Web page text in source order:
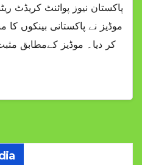
پاکستان نیوز پوائنٹ کریڈٹ
موڈیز نے پاکستانی بینکوں
کر دیا۔ موڈیز کےمطابق